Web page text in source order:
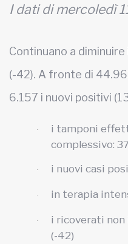
Fondato e diretto da Enzo De
Imbonati, 89 20159 Milano
I dati di mercoledì
Continuano a
(-42). A fronte di
6.157 i nuovi positivi
·
i tamponi
complessivo:
· i nuovi casi
· in terapia
·
i ricoverati non
(-42)